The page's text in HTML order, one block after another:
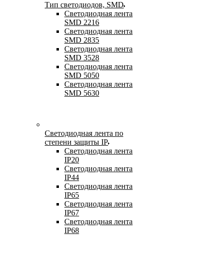
Тип светодиодов, SMD
Cветодиодная лента
SMD 2216
Светодиодная лента
SMD 2835
Светодиодная лента
SMD 3528
Светодиодная лента
SMD 5050
Светодиодная лента
SMD 5630
Светодиодная лента по
степени защиты IP
Светодиодная лента
IP20
Светодиодная лента
IP44
Светодиодная лента
IP65
Светодиодная лента
IP67
Светодиодная лента
IP68